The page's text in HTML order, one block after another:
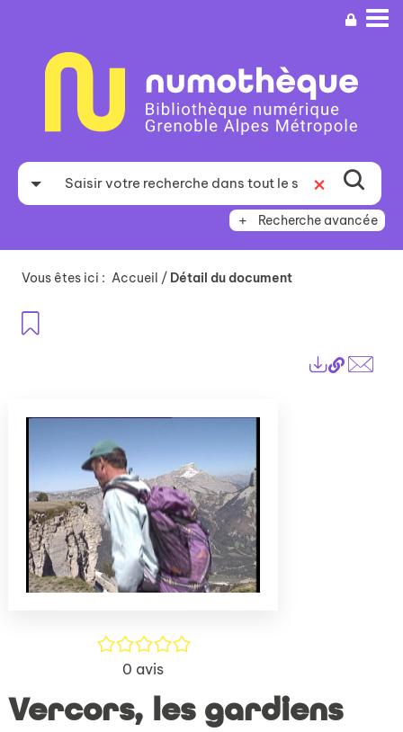
recherche
Recherche avancée
Vous êtes ici : Accueil / Détail du document
Lien
/5
0 avis
Vercors, les gardiens